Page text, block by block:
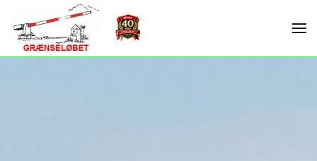
Skip to main content